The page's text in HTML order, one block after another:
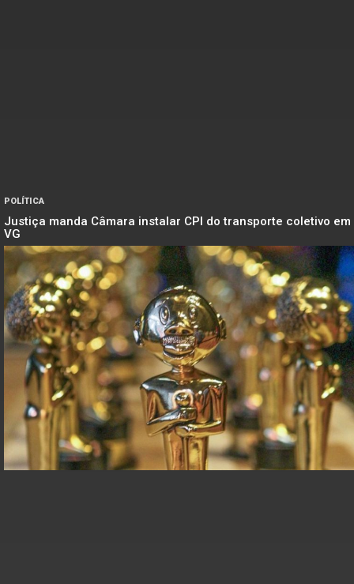
POLÍTICA
Justiça manda Câmara instalar CPI do transporte coletivo em
VG